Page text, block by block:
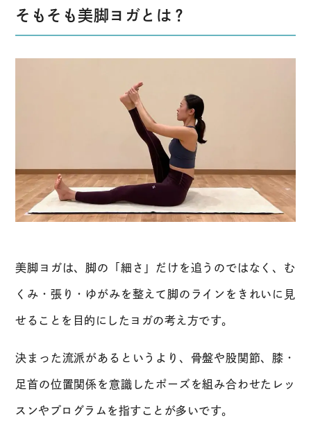
そもそも美脚ヨガとは？
美脚ヨガは、脚の「細さ」だけを追うのではなく、む
くみ・張り・ゆがみを整えて脚のラインをきれいに見
せることを目的にしたヨガの考え方です。
決まった流派があるというより、骨盤や股関節、膝・
足首の位置関係を意識したポーズを組み合わせたレッ
スンやプログラムを指すことが多いです。